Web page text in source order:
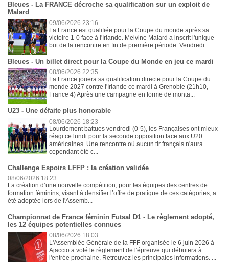
Bleues - La FRANCE décroche sa qualification sur un exploit de
Malard
09/06/2026 23:16
La France est qualifiée pour la Coupe du monde après sa
victoire 1-0 face à l'Irlande. Melvine Malard a inscrit l'unique
but de la rencontre en fin de première période. Vendredi...
Bleues - Un billet direct pour la Coupe du Monde en jeu ce mardi
08/06/2026 22:35
La France jouera sa qualification directe pour la Coupe du
monde 2027 contre l'Irlande ce mardi à Grenoble (21h10,
France 4) Après une campagne en forme de monta...
U23 - Une défaite plus honorable
08/06/2026 18:23
Lourdement battues vendredi (0-5), les Françaises ont mieux
réagi ce lundi pour la seconde opposition face aux U20
américaines. Une rencontre où aucun tir français n'aura
cependant été c...
Challenge Espoirs LFFP : la création validée
08/06/2026 18:23
La création d’une nouvelle compétition, pour les équipes des centres de
formation féminins, visant à densifier l’offre de pratique de ces catégories, a
été adoptée lors de l'Assemb...
Championnat de France féminin Futsal D1 - Le règlement adopté,
les 12 équipes potentielles connues
08/06/2026 18:03
L'Assemblée Générale de la FFF organisée le 6 juin 2026 à
Ajaccio a voté le règlement de l'épreuve qui débutera à
l'entrée prochaine. Retrouvez les principales informations. ...